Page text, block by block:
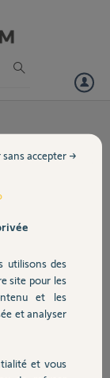
2 car le
utilisons des
site pour les
et les
et analyser
et vous
accepter →